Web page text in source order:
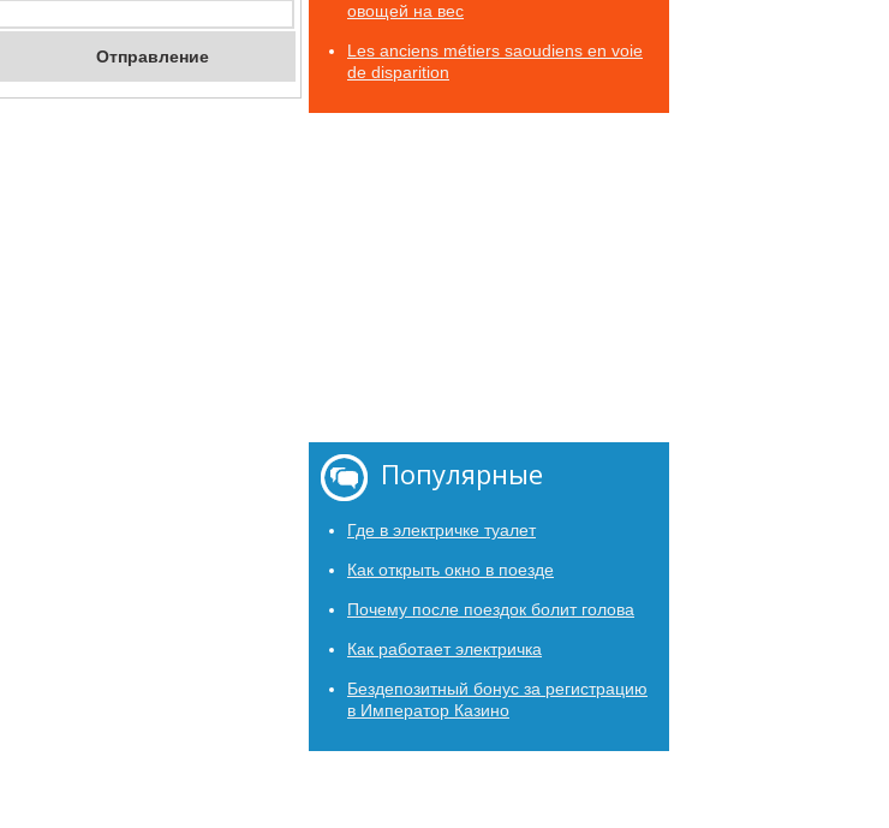
Отправление
овощей на вес
Les anciens métiers saoudiens en voie
de disparition
Популярные
Где в электричке туалет
Как открыть окно в поезде
Почему после поездок болит голова
Как работает электричка
Бездепозитный бонус за регистрацию
в Император Казино